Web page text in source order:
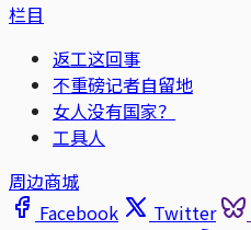
栏目
返工这回事
不重磅记者自留地
女人没有国家？
工具人
周边商城
Facebook
Twitter